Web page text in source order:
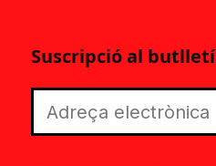
Suscripció al butlletí